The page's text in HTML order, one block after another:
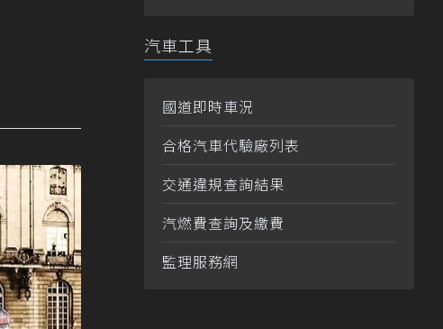
汽車工具
國道即時車況
合格汽車代驗廠列表
交通違規查詢結果
汽燃費查詢及繳費
監理服務網